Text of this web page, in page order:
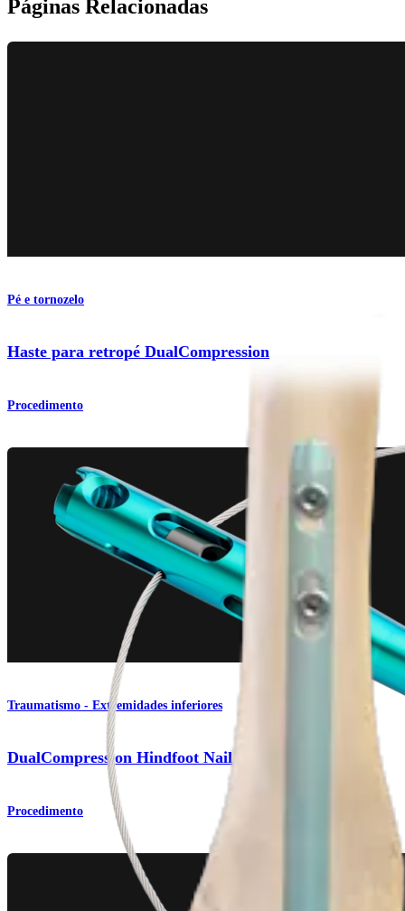
Páginas Relacionadas
Pé e tornozelo
Haste para retropé DualCompression
Procedimento
Traumatismo - Extremidades inferiores
DualCompression Hindfoot Nail
Procedimento